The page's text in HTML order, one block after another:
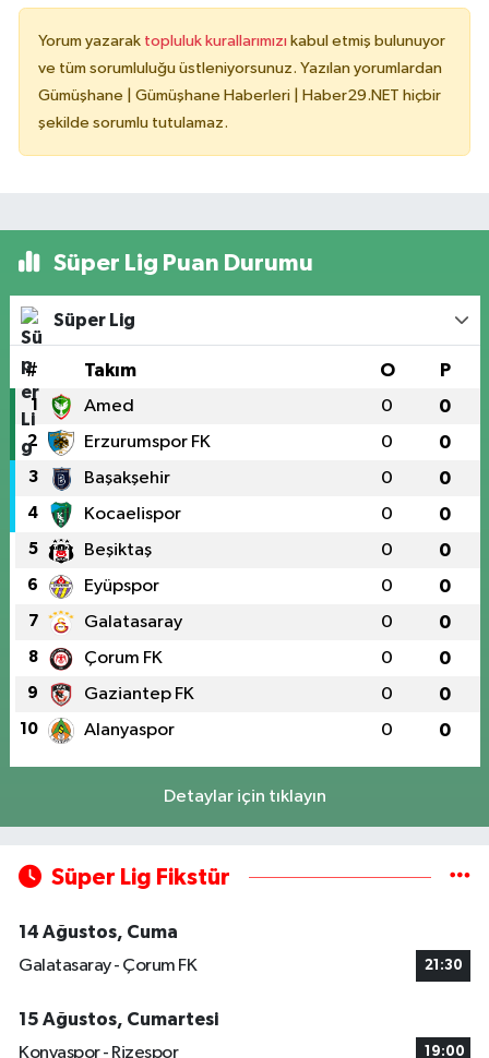
Yorum yazarak topluluk kurallarımızı kabul etmiş bulunuyor
ve tüm sorumluluğu üstleniyorsunuz. Yazılan yorumlardan
Gümüşhane | Gümüşhane Haberleri | Haber29.NET hiçbir
şekilde sorumlu tutulamaz.
Süper Lig Puan Durumu
Süper Lig
# Takım O P
1 Amed 0 0
2 Erzurumspor FK 0 0
3 Başakşehir 0 0
4 Kocaelispor 0 0
5 Beşiktaş 0 0
6 Eyüpspor 0 0
7 Galatasaray 0 0
8 Çorum FK 0 0
9 Gaziantep FK 0 0
10 Alanyaspor 0 0
Detaylar için tıklayın
Süper Lig Fikstür
14 Ağustos, Cuma
Galatasaray - Çorum FK
21:30
15 Ağustos, Cumartesi
Konyaspor - Rizespor
19:00